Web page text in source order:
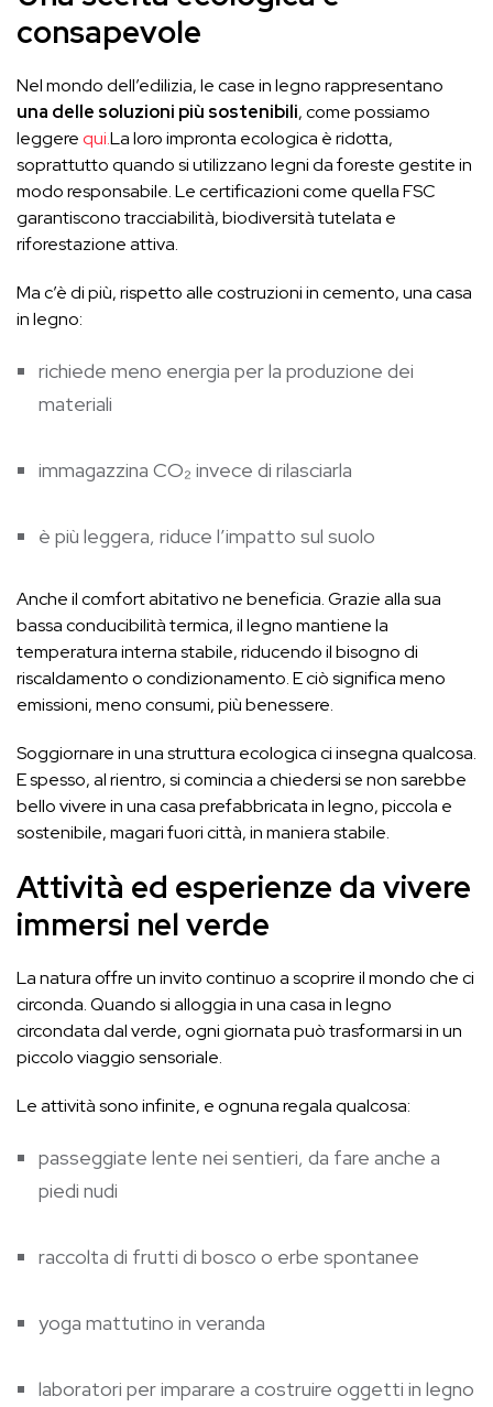
consapevole
Nel mondo dell’edilizia, le case in legno rappresentano
una delle soluzioni più sostenibili, come possiamo
leggere qui.La loro impronta ecologica è ridotta,
soprattutto quando si utilizzano legni da foreste gestite in
modo responsabile. Le certificazioni come quella FSC
garantiscono tracciabilità, biodiversità tutelata e
riforestazione attiva.
Ma c’è di più, rispetto alle costruzioni in cemento, una casa
in legno:
richiede meno energia per la produzione dei
materiali
immagazzina CO₂ invece di rilasciarla
è più leggera, riduce l’impatto sul suolo
Anche il comfort abitativo ne beneficia. Grazie alla sua
bassa conducibilità termica, il legno mantiene la
temperatura interna stabile, riducendo il bisogno di
riscaldamento o condizionamento. E ciò significa meno
emissioni, meno consumi, più benessere.
Soggiornare in una struttura ecologica ci insegna qualcosa.
E spesso, al rientro, si comincia a chiedersi se non sarebbe
bello vivere in una casa prefabbricata in legno, piccola e
sostenibile, magari fuori città, in maniera stabile.
Attività ed esperienze da vivere
immersi nel verde
La natura offre un invito continuo a scoprire il mondo che ci
circonda. Quando si alloggia in una casa in legno
circondata dal verde, ogni giornata può trasformarsi in un
piccolo viaggio sensoriale.
Le attività sono infinite, e ognuna regala qualcosa:
passeggiate lente nei sentieri, da fare anche a
piedi nudi
raccolta di frutti di bosco o erbe spontanee
yoga mattutino in veranda
laboratori per imparare a costruire oggetti in legno